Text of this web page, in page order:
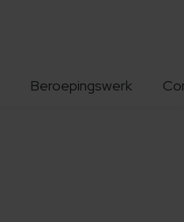
Beroepingswerk